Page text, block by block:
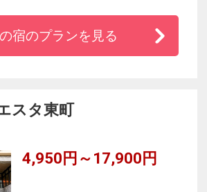
スタイル。
な美味へのおもてなしは全国の
森の魅力と触れあうことがで
クティビティをご用意してお
宿のプランを見る
スタ東町
4,950円～17,900円